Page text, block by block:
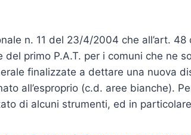
n. 11 del 23/4/2004 che all’art.
del primo P.A.T. per i comuni che ne
finalizzate a dettare una nuova
all’esproprio (c.d. aree bianche).
di alcuni strumenti, ed in